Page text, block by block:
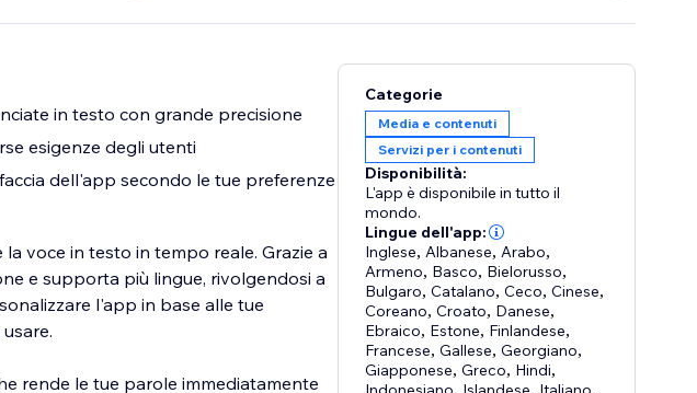
in testo con grande precisione
esigenze degli utenti
dell'app secondo le tue preferenze
voce in testo in tempo reale. Grazie a
e supporta più lingue, rivolgendosi a
l'app in base alle tue
rende le tue parole immediatamente
Categorie
Media e contenuti
Servizi per i contenuti
Disponibilità:
L'app è disponibile in tutto il
mondo.
Lingue dell'app:
Inglese, Albanese, Arabo,
Armeno, Basco, Bielorusso,
Bulgaro,Catalano,Ceco,Cinese,
Coreano,Croato, Danese,
Ebraico, Estone, Finlandese,
Francese,Gallese,Georgiano,
Giapponese,Greco, Hindi,
, , ,